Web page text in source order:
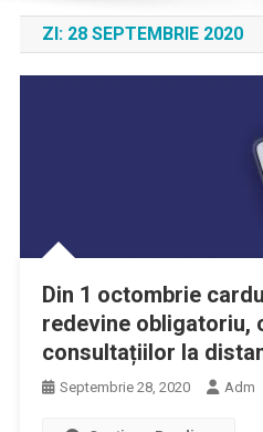
ZI: 28 SEPTEMBRIE 2020
Din 1 octombrie
redevine obligatoriu,
consultațiilor la
Septembrie 28, 2020 Adm